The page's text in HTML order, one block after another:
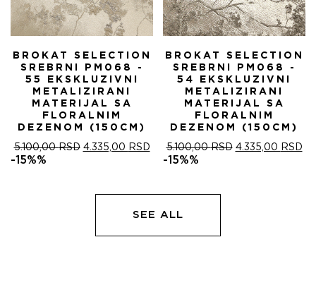
BROKAT SELECTION
SREBRNI PM068 -
55 EKSKLUZIVNI
METALIZIRANI
MATERIJAL SA
FLORALNIM
DEZENOM (150CM)
5.100,00RSD ОРИГИНАЛНА
5.100,00 RSD.
4.335,00 RSDТРЕНУТНА
ЦЕНА
-15%%
BROKAT SELECTION
SREBRNI PM068 -
54 EKSKLUZIVNI
METALIZIRANI
MATERIJAL SA
FLORALNIM
DEZENOM (150CM)
5.100,00RSD ОРИГИНАЛНА
4.335,00 RSD
-15%%
SEE ALL